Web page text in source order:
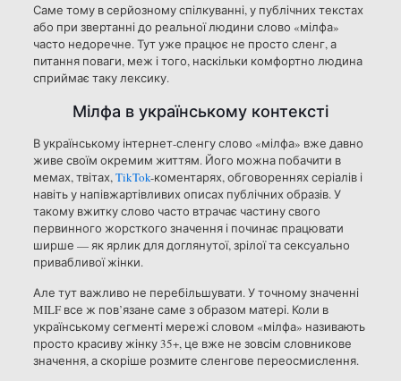
Саме тому в серйозному спілкуванні, у публічних текстах
або при звертанні до реальної людини слово «мілфа»
часто недоречне. Тут уже працює не просто сленг, а
питання поваги, меж і того, наскільки комфортно людина
сприймає таку лексику.
Мілфа в українському контексті
В українському інтернет-сленгу слово «мілфа» вже давно
живе своїм окремим життям. Його можна побачити в
мемах, твітах,TikTok-коментарях, обговореннях серіалів і
навіть у напівжартівливих описах публічних образів. У
такому вжитку слово часто втрачає частину свого
первинного жорсткого значення і починає працювати
ширше — як ярлик для доглянутої, зрілої та сексуально
привабливої жінки.
Але тут важливо не перебільшувати. У точному значенні
MILF все ж пов’язане саме з образом матері. Коли в
українському сегменті мережі словом «мілфа» називають
просто красиву жінку 35+, це вже не зовсім словникове
значення, а скоріше розмите сленгове переосмислення.